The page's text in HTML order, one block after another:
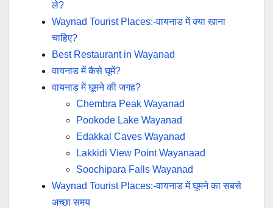
ले?
Waynad Tourist Places:-वायनाड में क्या खाना
चाहिए?
Best Restaurant in Wayanad
वायनाड में कैसे घूमें?
वायनाड में घूमने की जगह?
Chembra Peak Wayanad
Pookode Lake Wayanad
Edakkal Caves Wayanad
Lakkidi View Point Wayanaad
Soochipara Falls Wayanad
Waynad Tourist Places:-वायनाड में घूमने का सबसे
अच्छा समय